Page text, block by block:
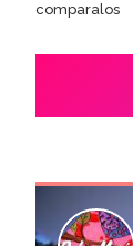
comparalos